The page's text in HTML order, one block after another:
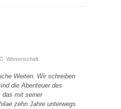
Wissenschaft
Weiten. Wir schreiben
die Abenteuer des
das mit seiner
zehn Jahre unterwegs